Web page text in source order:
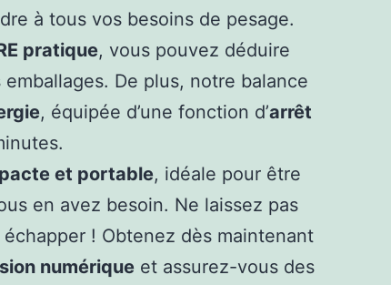
à tous vos besoins de pesage.
pratique, vous pouvez déduire
De plus, notre balance
, équipée d’une fonction d’arrêt
et portable, idéale pour être
en avez besoin. Ne laissez pas
! Obtenez dès maintenant
numériqueet assurez-vous des